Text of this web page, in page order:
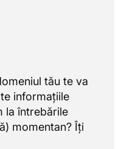
tău te va
informațiile
la întrebările
momentan? Îți